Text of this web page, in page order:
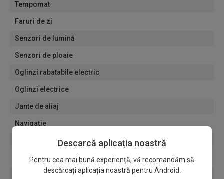
Tempomat
Faruri de zi
Senzori de lumină
Senzori de ploaie
Oglinzi rabatabile electric
Oglinzi electrice
Jante de aliaj
Navigație
Geamuri fumurii
Scaune reglabile electric
Bluetooth
Descarcă aplicația noastră
Pentru cea mai bună experiență, vă recomandăm să
descărcați aplicația noastră pentru Android.